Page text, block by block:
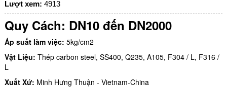
Lượt xem: 4913
Quy Cách: DN10 đến DN2000
Áp suất làm việc: 5kg/cm2
Vật Liệu: Thép carbon steel, SS400, Q235, A105, F304 / L, F316 /
L
Xuất Xứ: Minh Hưng Thuận - Vietnam-China